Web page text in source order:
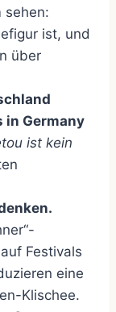
sehen:
ist, und
über
in Germany
ist kein
Festivals
eine
Klischee.